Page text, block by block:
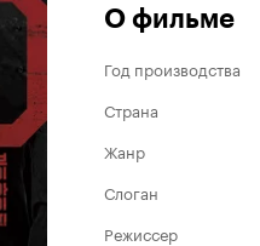
О фильме
Год производства
Страна
Жанр
Слоган
Режиссер